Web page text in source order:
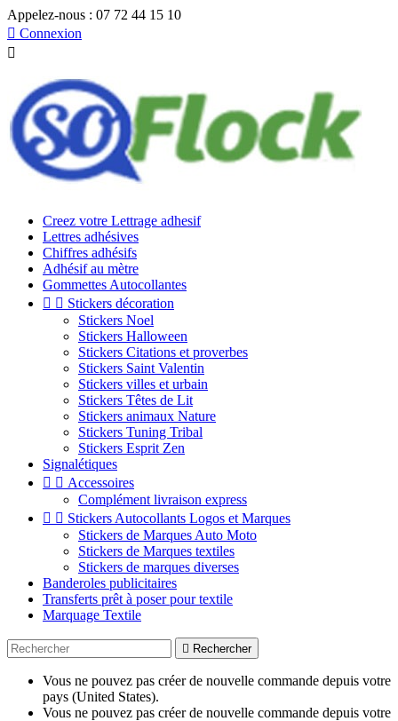
Appelez-nous : 07 72 44 15 10
 Connexion

Creez votre Lettrage adhesif
Lettres adhésives
Chiffres adhésifs
Adhésif au mètre
Gommettes Autocollantes
  Stickers décoration
Stickers Noel
Stickers Halloween
Stickers Citations et proverbes
Stickers Saint Valentin
Stickers villes et urbain
Stickers Têtes de Lit
Stickers animaux Nature
Stickers Tuning Tribal
Stickers Esprit Zen
Signalétiques
  Accessoires
Complément livraison express
  Stickers Autocollants Logos et Marques
Stickers de Marques Auto Moto
Stickers de Marques textiles
Stickers de marques diverses
Banderoles publicitaires
Transferts prêt à poser pour textile
Marquage Textile
 Rechercher
Vous ne pouvez pas créer de nouvelle commande depuis votre
pays (United States).
Vous ne pouvez pas créer de nouvelle commande depuis votre